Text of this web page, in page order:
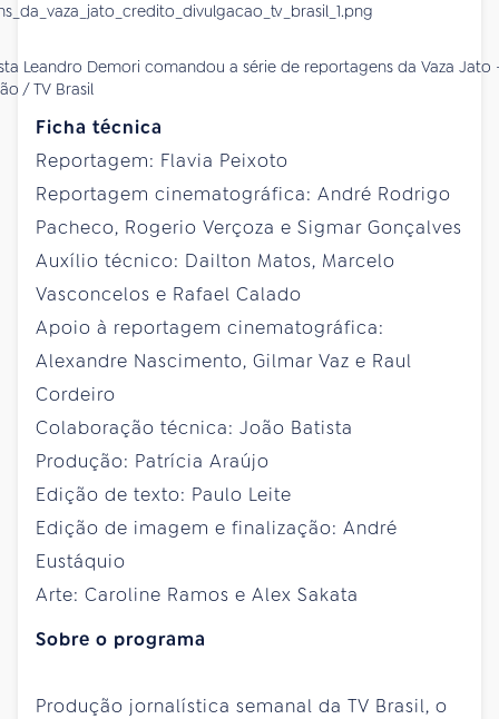
Leandro Demori comandou a série de reportagens da Vaza Jato
/ TV Brasil
Ficha técnica
Reportagem: Flavia Peixoto
Reportagem cinematográfica: André Rodrigo
Pacheco, Rogerio Verçoza e Sigmar Gonçalves
Auxílio técnico: Dailton Matos, Marcelo
Vasconcelos e Rafael Calado
Apoio à reportagem cinematográfica:
Alexandre Nascimento, Gilmar Vaz e Raul
Cordeiro
Colaboração técnica: João Batista
Produção: Patrícia Araújo
Edição de texto: Paulo Leite
Edição de imagem e finalização: André
Eustáquio
Arte: Caroline Ramos e Alex Sakata
Sobre o programa
Produção jornalística semanal da TV Brasil, o